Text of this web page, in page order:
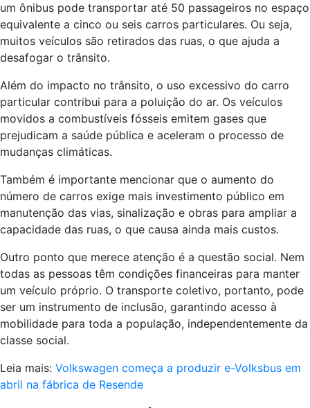
um ônibus pode transportar até 50 passageiros no espaço
equivalente a cinco ou seis carros particulares. Ou seja,
muitos veículos são retirados das ruas, o que ajuda a
desafogar o trânsito.
Além do impacto no trânsito, o uso excessivo do carro
particular contribui para a poluição do ar. Os veículos
movidos a combustíveis fósseis emitem gases que
prejudicam a saúde pública e aceleram o processo de
mudanças climáticas.
Também é importante mencionar que o aumento do
número de carros exige mais investimento público em
manutenção das vias, sinalização e obras para ampliar a
capacidade das ruas, o que causa ainda mais custos.
Outro ponto que merece atenção é a questão social. Nem
todas as pessoas têm condições financeiras para manter
um veículo próprio. O transporte coletivo, portanto, pode
ser um instrumento de inclusão, garantindo acesso à
mobilidade para toda a população, independentemente da
classe social.
Leia mais: Volkswagen começa a produzir e-Volksbus em
abril na fábrica de Resende